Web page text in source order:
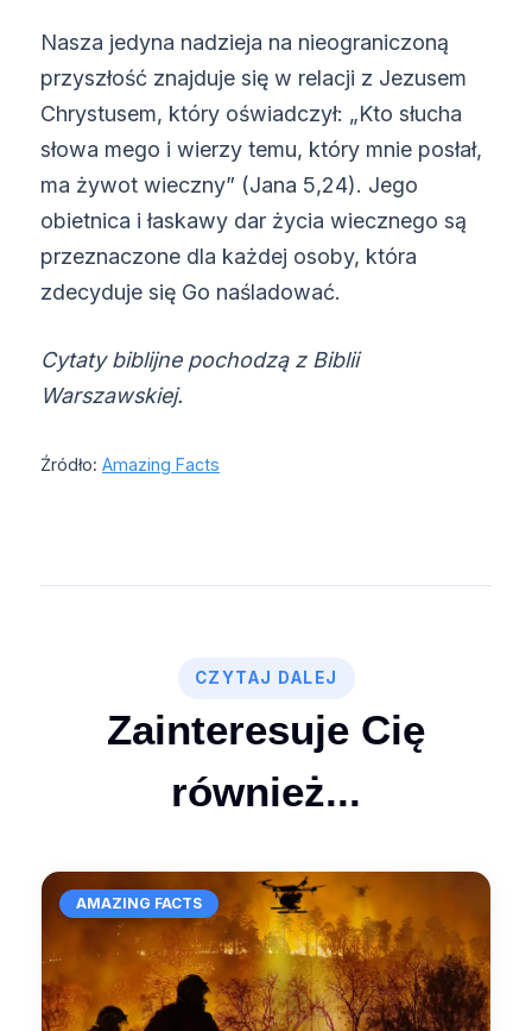
Nasza jedyna nadzieja na nieograniczoną
przyszłość znajduje się w relacji z Jezusem
Chrystusem, który oświadczył: „Kto słucha
słowa mego i wierzy temu, który mnie posłał,
ma żywot wieczny” (Jana 5,24). Jego
obietnica i łaskawy dar życia wiecznego są
przeznaczone dla każdej osoby, która
zdecyduje się Go naśladować.
Cytaty biblijne pochodzą z Biblii
Warszawskiej.
Źródło: Amazing Facts
CZYTAJ DALEJ
Zainteresuje Cię
również...
AMAZING FACTS